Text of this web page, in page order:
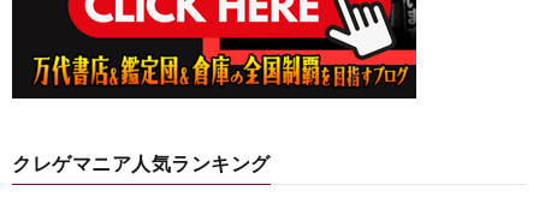
クレゲマニア人気ランキング